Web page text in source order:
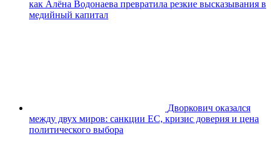
как Алёна Водонаева превратила резкие высказывания в
медийный капитал
Дворкович оказался
между двух миров: санкции ЕС, кризис доверия и цена
политического выбора